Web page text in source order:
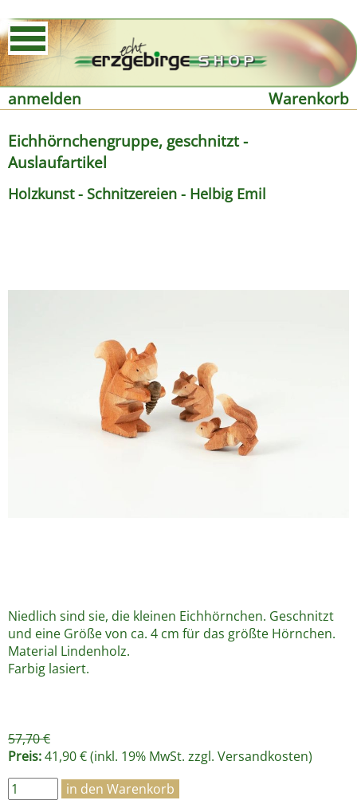
anmelden
Warenkorb
Eichhörnchengruppe, geschnitzt -
Auslaufartikel
Holzkunst - Schnitzereien - Helbig Emil
Niedlich sind sie, die kleinen Eichhörnchen. Geschnitzt
und eine Größe von ca. 4 cm für das größte Hörnchen.
Material Lindenholz.
Farbig lasiert.
57,70 €
Preis:41,90 € (inkl. 19% MwSt. zzgl. Versandkosten)